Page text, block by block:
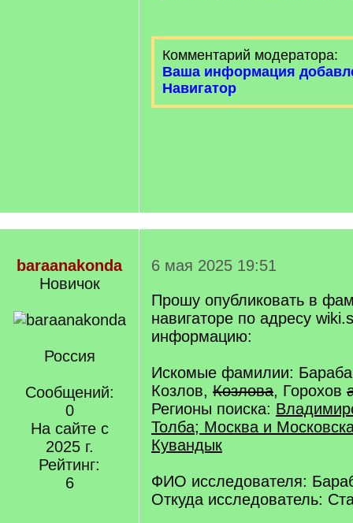
Комментарий модератора:
Ваша информация
Навигатор
baraanakonda
Новичок
Россия
Сообщений:
0
На сайте с
2025 г.
Рейтинг:
6
6 мая 2025 19:51
Прошу опубликовать в
навигаторе по адресу
информацию:
Искомые фамилии:
Козлов, Козлова, Горохов
Регионы поиска:
Толба; Москва и
Кувандык
ФИО исследователя:
Откуда исследователь: